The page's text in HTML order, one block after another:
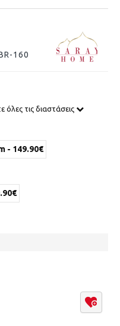
160
όλες τις διαστάσεις
- 149.90€